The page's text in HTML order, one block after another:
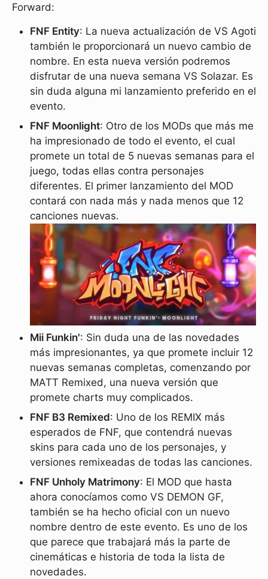
Forward:
FNF Entity: La nueva actualización de VS Agoti
también le proporcionará un nuevo cambio de
nombre. En esta nueva versión podremos
disfrutar de una nueva semana VS Solazar. Es
sin duda alguna mi lanzamiento preferido en el
evento.
FNF Moonlight: Otro de los MODs que más me
ha impresionado de todo el evento, el cual
promete un total de 5 nuevas semanas para el
juego, todas ellas contra personajes
diferentes. El primer lanzamiento del MOD
contará con nada más y nada menos que 12
canciones nuevas.
Mii Funkin': Sin duda una de las novedades
más impresionantes, ya que promete incluir 12
nuevas semanas completas, comenzando por
MATT Remixed, una nueva versión que
promete charts muy complicados.
FNF B3 Remixed: Uno de los REMIX más
esperados de FNF, que contendrá nuevas
skins para cada uno de los personajes, y
versiones remixeadas de todas las canciones.
FNF Unholy Matrimony: El MOD que hasta
ahora conocíamos como VS DEMON GF,
también se ha hecho oficial con un nuevo
nombre dentro de este evento. Es uno de los
que parece que trabajará más la parte de
cinemáticas e historia de toda la lista de
novedades.